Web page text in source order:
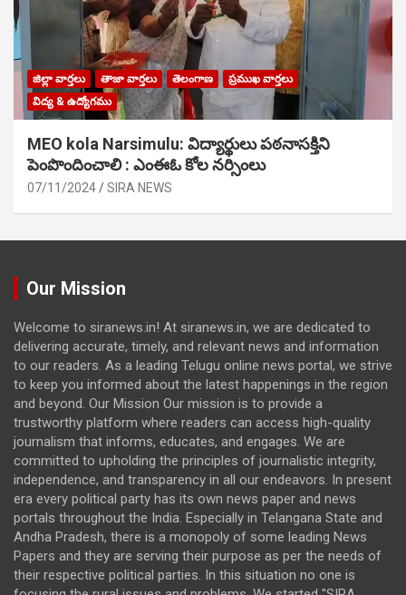
జిల్లా వార్తలు తాజా వార్తలు తెలంగాణ
ప్రముఖ వార్తలు
విద్య & ఉద్యోగము
MEO kola Narsimulu: విద్యార్థులు పఠ‌నాసక్తిని
పెంపొందించాలి : ఎంఈఓ కోల నర్సింలు
07/11/2024 SIRA NEWS
Our Mission
Welcome to siranews.in! At siranews.in, we are dedicated to
delivering accurate, timely, and relevant news and information
to our readers. As a leading Telugu online news portal, we strive
to keep you informed about the latest happenings in the region
and beyond. Our Mission Our mission is to provide a
trustworthy platform where readers can access high-quality
journalism that informs, educates, and engages. We are
committed to upholding the principles of journalistic integrity,
independence, and transparency in all our endeavors. In present
era every political party has its own news paper and news
portals throughout the India. Especially in Telangana State and
Andha Pradesh, there is a monopoly of some leading News
Papers and they are serving their purpose as per the needs of
their respective political parties. In this situation no one is